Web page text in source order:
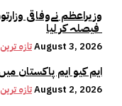
وزیراعظم نےوفاقی
تازہ ترینAugust 3, 2026
ایم کیو ایم پاکستان
تازہ ترینAugust 2, 2026